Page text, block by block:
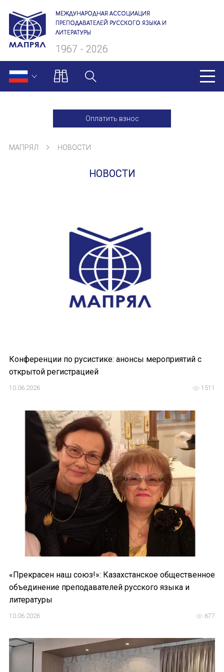
МЕЖДУНАРОДНАЯ АССОЦИАЦИЯ
ПРЕПОДАВАТЕЛЕЙ РУССКОГО ЯЗЫКА И
ЛИТЕРАТУРЫ
1967 - 2026
Оплатить взнос
О нас
Президиум
Ревизионная комиссия
Устав МАПРЯЛ
Вступить в МАПРЯЛ
История МАПРЯЛ
МЕРОПРИЯТИЯ
Архив мероприятий
НОВОСТИ
КОНГРЕССЫ
XIII КОНГРЕСС МАПРЯЛ
XIV КОНГРЕСС МАПРЯЛ
XV КОНГРЕСС МАПРЯЛ
XVI КОНГРЕСС МАПРЯЛ
РУССКИЙ ЯЗЫК В МИРЕ
ПРОЕКТЫ
Научно-практические семинары по
Международная конференция по РКИ в
МАПРЯЛ НОВОСТИ
НОВОСТИ
Конференции по русистике: анонсы мероприятий с
открытой регистрацией
1511
10.06.2026
«Прекрасен наш союз!»: Казахстанское общественное
объединение преподавателей русского языка и
литературы
677
10.06.2026